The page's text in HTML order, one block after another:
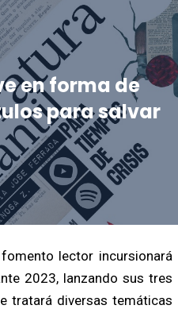
en forma de
para salvar
lector incursionará
2023, lanzando sus tres
tratará diversas temáticas